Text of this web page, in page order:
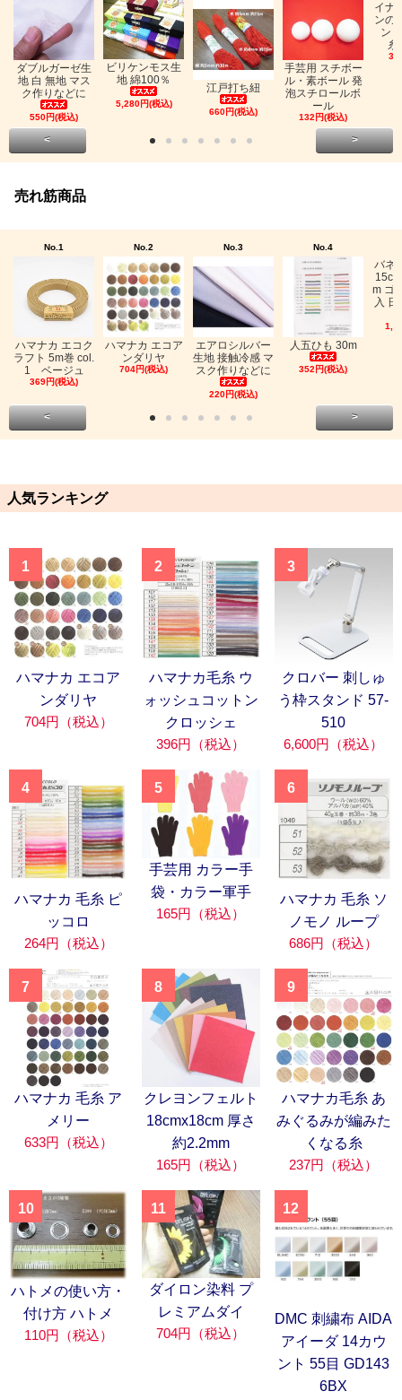
ダブルガーゼ生
地 白 無地 マス
ク作りなどに
550円(税込)
ビリケンモス生
地 綿100％
5,280円(税込)
江戸打ち紐
660円(税込)
手芸用 スチボー
ル・素ボール 発
泡スチロールボ
ール
132円(税込)
イナ
ンの
ン
糸
< >
売れ筋商品
No.1
ハマナカ エコク
ラフト 5m巻 col.
1 ベージュ
369円(税込)
No.2
ハマナカ エコア
ンダリヤ
704円(税込)
No.3
エアロシルバー
生地 接触冷感 マ
スク作りなどに
220円(税込)
No.4
人五ひも 30m
352円(税込)
バネ
m ゴ
入
< >
人気ランキング
1
ハマナカ エコア
ンダリヤ
704円（税込）
2
ハマナカ毛糸 ウ
ォッシュコットン
クロッシェ
396円（税込）
3
クロバー 刺しゅ
う枠スタンド 57-
510
6,600円（税込）
4
ハマナカ 毛糸 ピ
ッコロ
264円（税込）
5
手芸用 カラー手
袋・カラー軍手
165円（税込）
6
ハマナカ 毛糸 ソ
ノモノ ループ
686円（税込）
7
ハマナカ 毛糸 ア
メリー
633円（税込）
8
クレヨンフェルト
18cmx18cm 厚さ
約2.2mm
165円（税込）
9
ハマナカ毛糸 あ
みぐるみが編みた
くなる糸
237円（税込）
10
ハトメの使い方・
付け方 ハトメ
110円（税込）
11
ダイロン染料 プ
レミアムダイ
704円（税込）
12
DMC 刺繍布 AIDA
アイーダ 14カウ
ント 55目 GD143
6BX